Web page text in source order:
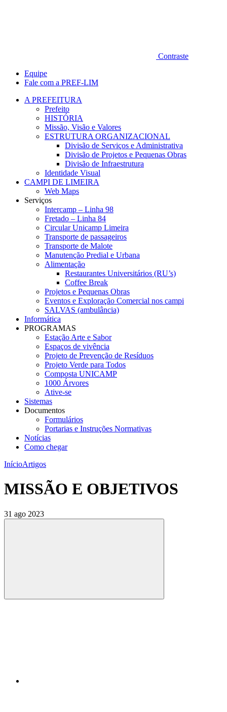
Contraste
Equipe
Fale com a PREF-LIM
A PREFEITURA
Prefeito
HISTÓRIA
Missão, Visão e Valores
ESTRUTURA ORGANIZACIONAL
Divisão de Serviços e Administrativa
Divisão de Projetos e Pequenas Obras
Divisão de Infraestrutura
Identidade Visual
CAMPI DE LIMEIRA
Web Maps
Serviços
Intercamp – Linha 98
Fretado – Linha 84
Circular Unicamp Limeira
Transporte de passageiros
Transporte de Malote
Manutenção Predial e Urbana
Alimentação
Restaurantes Universitários (RU’s)
Coffee Break
Projetos e Pequenas Obras
Eventos e Exploração Comercial nos campi
SALVAS (ambulância)
Informática
PROGRAMAS
Estação Arte e Sabor
Espaços de vivência
Projeto de Prevenção de Resíduos
Projeto Verde para Todos
Composta UNICAMP
1000 Árvores
Ative-se
Sistemas
Documentos
Formulários
Portarias e Instruções Normativas
Notícias
Como chegar
InícioArtigos
MISSÃO E OBJETIVOS
31 ago 2023
Compartilhar